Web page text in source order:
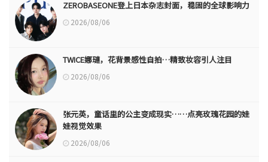
ZEROBASEONE登上日本杂志封面，稳固的全球影响力
2026/08/06
TWICE娜璉，花背景感性自拍…精致妆容引人注目
2026/08/06
张元英，童话里的公主变成现实……点亮玫瑰花园的娃
娃视觉效果
2026/08/06